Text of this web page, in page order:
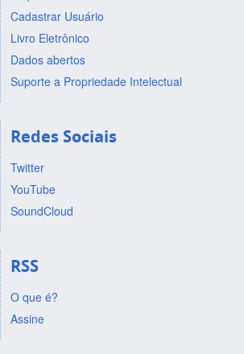
Cadastrar Usuário
Livro Eletrônico
Dados abertos
Suporte a Propriedade Intelectual
Redes Sociais
Twitter
YouTube
SoundCloud
RSS
O que é?
Assine